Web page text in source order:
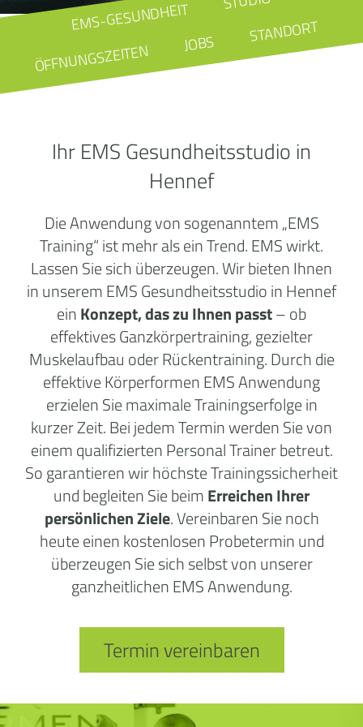
EMS-GESUNDHEIT
ÖFFNUNGSZEITEN JOBS STANDORT
Ihr EMS Gesundheitsstudio in
Hennef
Die Anwendung von sogenanntem „EMS
Training“ ist mehr als ein Trend. EMS wirkt.
Lassen Sie sich überzeugen. Wir bieten Ihnen
in unserem EMS Gesundheitsstudio in Hennef
einKonzept, das zu Ihnen passt– ob
effektives Ganzkörpertraining, gezielter
Muskelaufbau oder Rückentraining. Durch die
effektive Körperformen EMS Anwendung
erzielen Sie maximale Trainingserfolge in
kurzer Zeit. Bei jedem Termin werden Sie von
einem qualifizierten Personal Trainer betreut.
So garantieren wir höchste Trainingssicherheit
und begleiten Sie beimErreichen Ihrer
persönlichen Ziele. Vereinbaren Sie noch
heute einen kostenlosen Probetermin und
überzeugen Sie sich selbst von unserer
ganzheitlichen EMS Anwendung.
Termin vereinbaren